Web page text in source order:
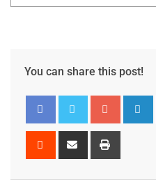
You can share this post!